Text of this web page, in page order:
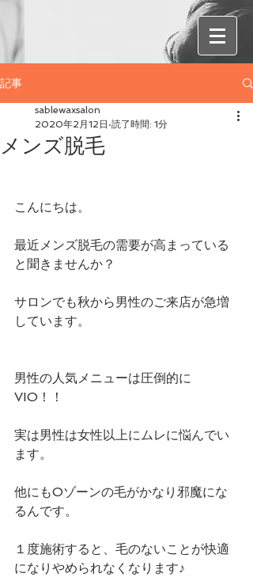
記事
メンズ脱毛
sablewaxsalon
2020年2月12日 読了時間: 1分
こんにちは。
最近メンズ脱毛の需要が高まっている
と聞きませんか？
サロンでも秋から男性のご来店が急増
しています。
男性の人気メニューは圧倒的に
VIO！！
実は男性は女性以上にムレに悩んでい
ます。
他にもOゾーンの毛がかなり邪魔にな
るんです。
１度施術すると、毛のないことが快適
になりやめられなくなります♪